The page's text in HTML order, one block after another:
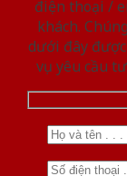
điện thoại /
khách.
dưới đây
vụ yêu cầu